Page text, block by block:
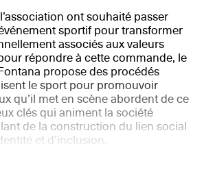
ont souhaité passer
sportif pour transformer
associés aux valeurs
répondre à cette commande, le
propose des procédés
le sport pour promouvoir
qu’il met en scène abordent de ce
clés qui animent la société
de la construction du lien social
et d’inclusion.